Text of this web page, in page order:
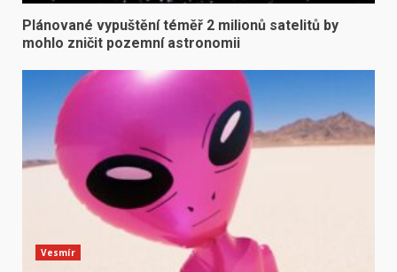
Plánované vypuštění téměř 2 milionů satelitů by
mohlo zničit pozemní astronomii
Vesmír